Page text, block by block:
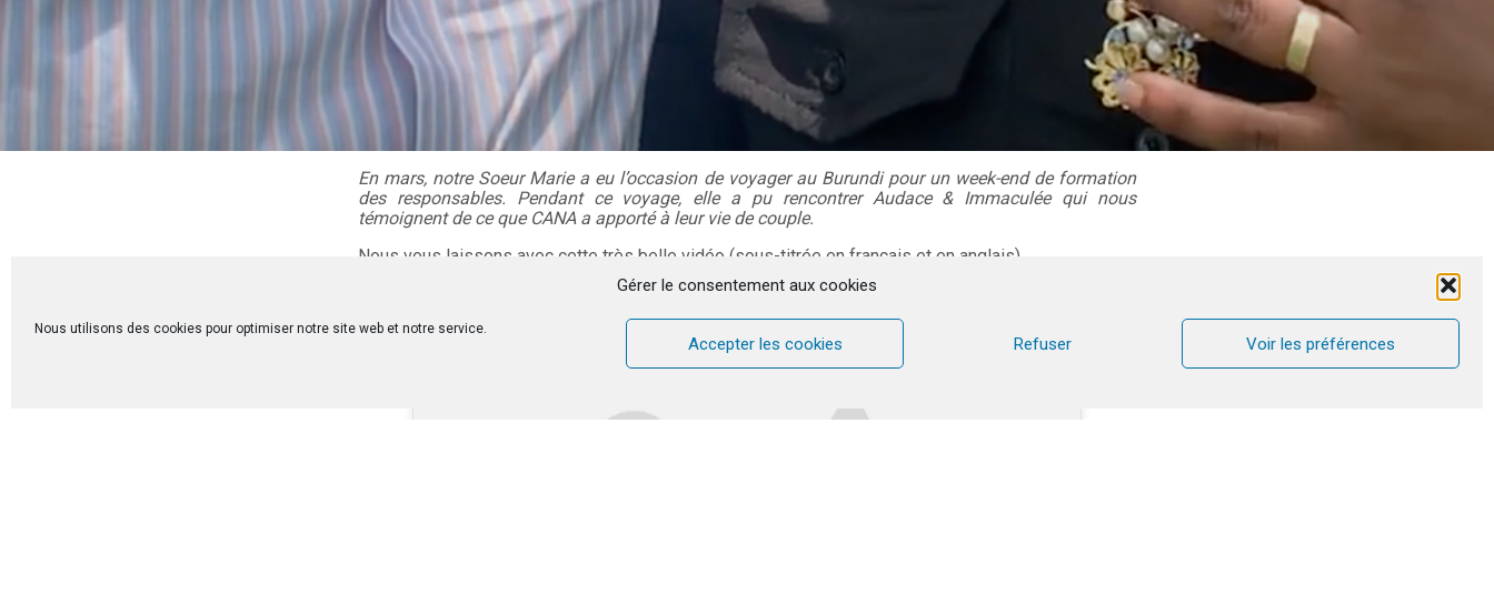
Gérer le consentement aux cookies
Nous utilisons des cookies pour optimiser notre site web et notre service.
Accepter les cookies Refuser Voir les préférences
En mars, notre Soeur Marie a eu l’occasion de voyager au Burundi pour un week-end de formation
des responsables. Pendant ce voyage, elle a pu rencontrer Audace & Immaculée qui nous
témoignent de ce que CANA a apporté à leur vie de couple.
Nous vous laissons avec cette très belle vidéo (sous-titrée en français et en anglais).
Pour en voir un peu plus sur le voyage de notre Soeur Marie au Burundi, rendez-vous sur